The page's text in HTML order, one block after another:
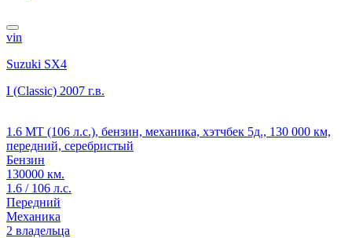
vin
Suzuki SX4
I (Classic) 2007 г.в.
1.6 MT (106 л.с.), бензин, механика, хэтчбек 5д., 130 000 км,
передний, серебристый
Бензин
130000 км.
1.6 / 106 л.с.
Передний
Механика
2 владельца